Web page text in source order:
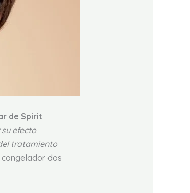
de Spirit
efecto
tratamiento
congelador dos